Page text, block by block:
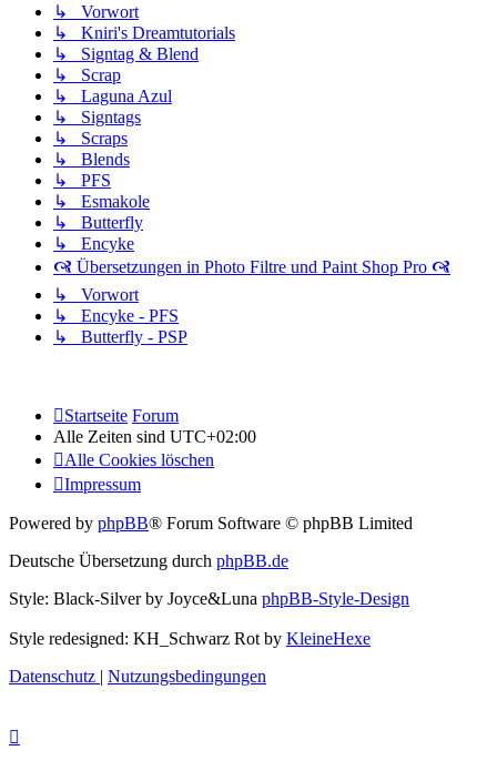
↳ Vorwort
↳ Kniri's Dreamtutorials
↳ Signtag & Blend
↳ Scrap
↳ Laguna Azul
↳ Signtags
↳ Scraps
↳ Blends
↳ PFS
↳ Esmakole
↳ Butterfly
↳ Encyke
🙧 Übersetzungen in Photo Filtre und Paint Shop Pro 🙧
↳ Vorwort
↳ Encyke - PFS
↳ Butterfly - PSP
Startseite Forum
Alle Zeiten sind UTC+02:00
Alle Cookies löschen
Impressum
Powered by phpBB® Forum Software © phpBB Limited
Deutsche Übersetzung durch phpBB.de
Style: Black-Silver by Joyce&Luna phpBB-Style-Design
Style redesigned: KH_Schwarz Rot by KleineHexe
Datenschutz | Nutzungsbedingungen